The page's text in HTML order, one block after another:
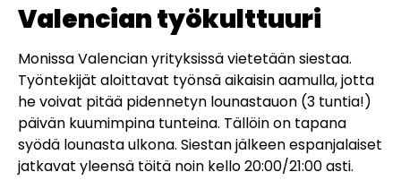
Valencian työkulttuuri
Monissa Valencian yrityksissä vietetään siestaa.
Työntekijät aloittavat työnsä aikaisin aamulla, jotta
he voivat pitää pidennetyn lounastauon (3 tuntia!)
päivän kuumimpina tunteina. Tällöin on tapana
syödä lounasta ulkona. Siestan jälkeen espanjalaiset
jatkavat yleensä töitä noin kello 20:00/21:00 asti.